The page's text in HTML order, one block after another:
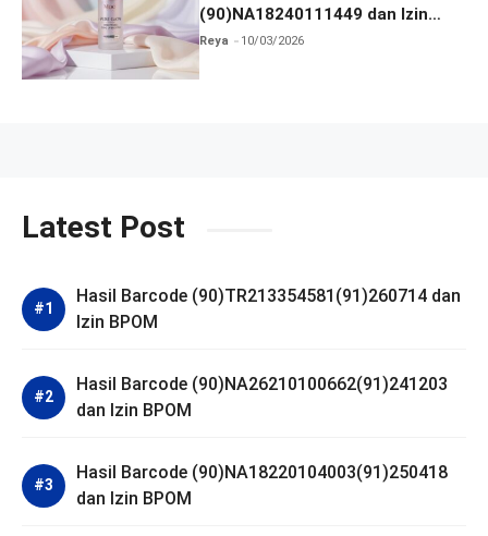
(90)NA18240111449 dan Izin
BPOM
Reya 10/03/2026
Latest Post
Hasil Barcode (90)TR213354581(91)260714 dan
Izin BPOM
Hasil Barcode (90)NA26210100662(91)241203
dan Izin BPOM
Hasil Barcode (90)NA18220104003(91)250418
dan Izin BPOM